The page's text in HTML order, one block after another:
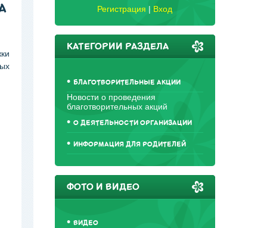
Регистрация | Вход
КАТЕГОРИИ РАЗДЕЛА
БЛАГОТВОРИТЕЛЬНЫЕ АКЦИИ
Новости о проведения
благотворительных акций
О ДЕЯТЕЛЬНОСТИ ОРГАНИЗАЦИИ
ИНФОРМАЦИЯ ДЛЯ РОДИТЕЛЕЙ
ФОТО И ВИДЕО
ВИДЕО